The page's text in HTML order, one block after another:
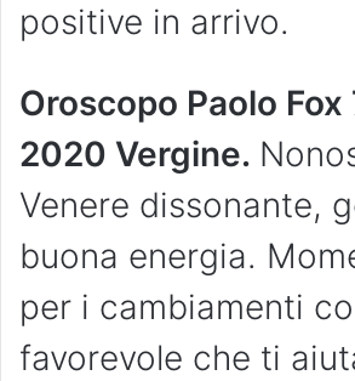
positive in arrivo.
Oroscopo Paolo Fox
2020 Vergine.
Venere dissonante,
buona energia.
per i cambiamenti
favorevole che ti